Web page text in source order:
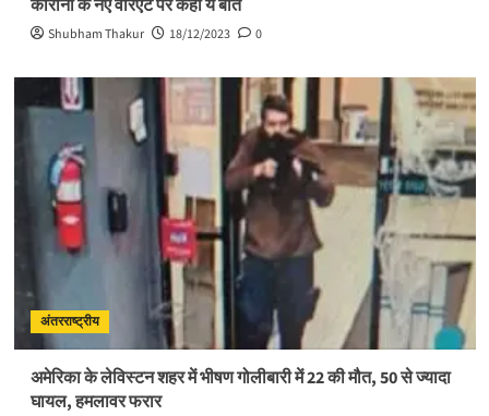
कोरोना के नए वैरिएंट पर कही ये बात
Shubham Thakur 18/12/2023 0
अंतरराष्ट्रीय
अमेरिका के लेविस्टन शहर में भीषण गोलीबारी में 22 की मौत, 50 से ज्यादा
घायल, हमलावर फरार